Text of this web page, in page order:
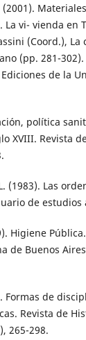
La vi- vienda en
(Coord.),
(pp. 281-
de la
política
XVIII. Revista
(1983). Las
de estudios
Higiene
de Buenos
Formas de
Revista de
265-298.